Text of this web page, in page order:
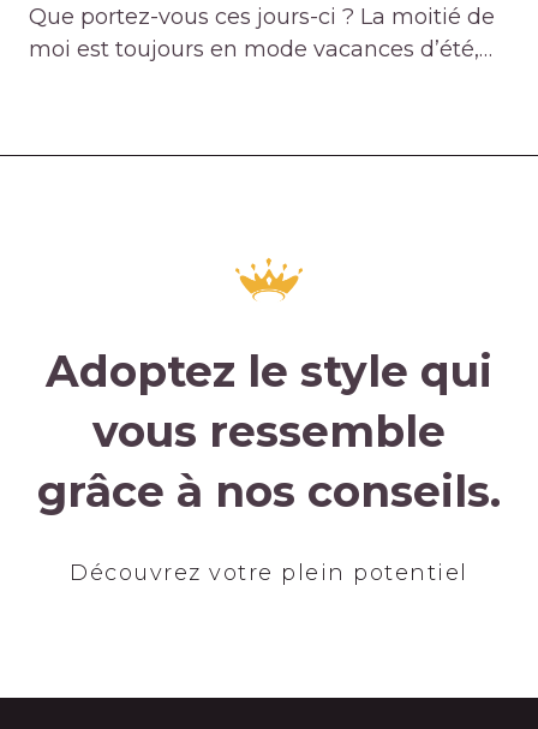
Que portez-vous ces jours-ci ? La moitié de
moi est toujours en mode vacances d’été,…
Adoptez le style qui
vous ressemble
grâce à nos conseils.
Découvrez votre plein potentiel